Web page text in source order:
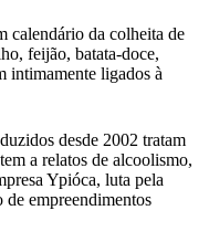
calendário da colheita de
feijão, batata-doce,
intimamente ligados à
desde 2002 tratam
a relatos de alcoolismo,
Ypióca, luta pela
de empreendimentos